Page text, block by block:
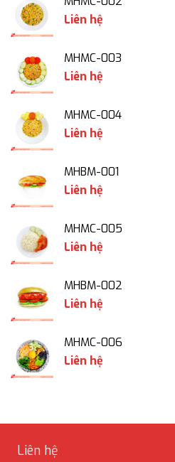
Liên hệ
MHMC-003
Liên hệ
MHMC-004
Liên hệ
MHBM-001
Liên hệ
MHMC-005
Liên hệ
MHBM-002
Liên hệ
MHMC-006
Liên hệ
Liên hệ